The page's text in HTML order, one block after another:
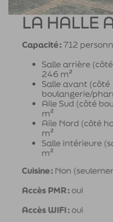
LA HALLE
Capacité :712
Salle arrière
246 m²
Salle avant (côté
boulangerie/
Aile Sud (côté
m²
Aile Nord (côté
m²
Salle intérieure
m²
Cuisine :Non
Accès PMR :oui
Accès WIFI :oui